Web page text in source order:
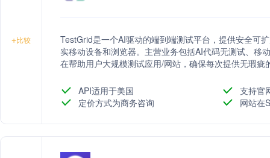
+比较
TestGrid是一个AI驱动的端到端测试平台，提供安全可
实移动设备和浏览器。主营业务包括AI代码无测试、移
在帮助用户大规模测试应用/网站，确保每次提供无瑕疵
API适用于美国
支持官
定价方式为商务咨询
网站在